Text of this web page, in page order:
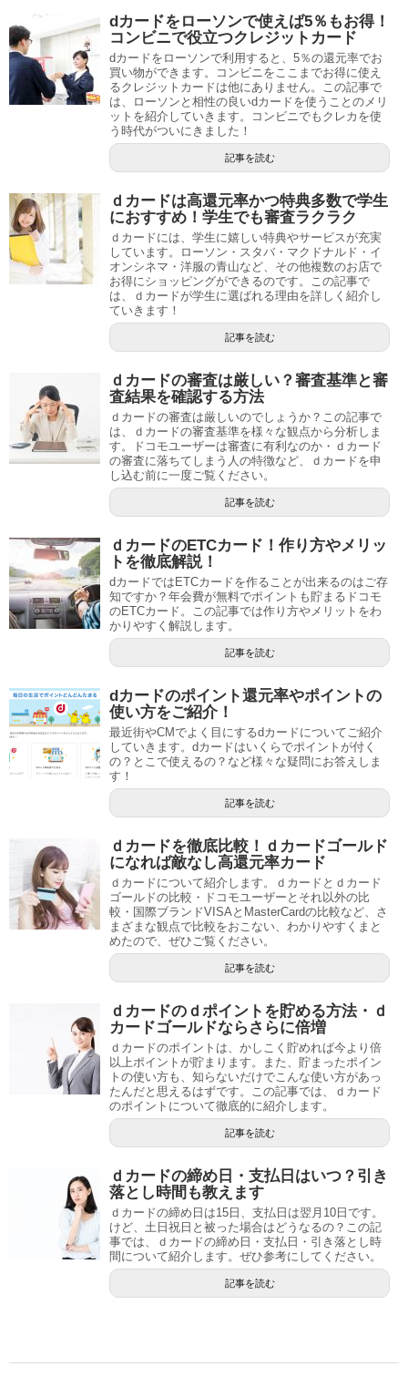
dカードをローソンで使えば5％もお得！
コンビニで役立つクレジットカード
dカードをローソンで利用すると、5％の還元率でお
買い物ができます。コンビニをここまでお得に使え
るクレジットカードは他にありません。この記事で
は、ローソンと相性の良いdカードを使うことのメリ
ットを紹介していきます。コンビニでもクレカを使
う時代がついにきました！
記事を読む
ｄカードは高還元率かつ特典多数で学生
におすすめ！学生でも審査ラクラク
ｄカードには、学生に嬉しい特典やサービスが充実
しています。ローソン・スタバ・マクドナルド・イ
オンシネマ・洋服の青山など、その他複数のお店で
お得にショッピングができるのです。この記事で
は、ｄカードが学生に選ばれる理由を詳しく紹介し
ていきます！
記事を読む
ｄカードの審査は厳しい？審査基準と審
査結果を確認する方法
ｄカードの審査は厳しいのでしょうか？この記事で
は、ｄカードの審査基準を様々な観点から分析しま
す。ドコモユーザーは審査に有利なのか・ｄカード
の審査に落ちてしまう人の特徴など、ｄカードを申
し込む前に一度ご覧ください。
記事を読む
ｄカードのETCカード！作り方やメリッ
トを徹底解説！
dカードではETCカードを作ることが出来るのはご存
知ですか？年会費が無料でポイントも貯まるドコモ
のETCカード。この記事では作り方やメリットをわ
かりやすく解説します。
記事を読む
dカードのポイント還元率やポイントの
使い方をご紹介！
最近街やCMでよく目にするdカードについてご紹介
していきます。dカードはいくらでポイントが付く
の？とこで使えるの？など様々な疑問にお答えしま
す！
記事を読む
ｄカードを徹底比較！ｄカードゴールド
になれば敵なし高還元率カード
ｄカードについて紹介します。ｄカードとｄカード
ゴールドの比較・ドコモユーザーとそれ以外の比
較・国際ブランドVISAとMasterCardの比較など、さ
まざまな観点で比較をおこない、わかりやすくまと
めたので、ぜひご覧ください。
記事を読む
ｄカードのｄポイントを貯める方法・ｄ
カードゴールドならさらに倍増
ｄカードのポイントは、かしこく貯めれば今より倍
以上ポイントが貯まります。また、貯まったポイン
トの使い方も、知らないだけでこんな使い方があっ
たんだと思えるはずです。この記事では、ｄカード
のポイントについて徹底的に紹介します。
記事を読む
ｄカードの締め日・支払日はいつ？引き
落とし時間も教えます
ｄカードの締め日は15日、支払日は翌月10日です。
けど、土日祝日と被った場合はどうなるの？この記
事では、ｄカードの締め日・支払日・引き落とし時
間について紹介します。ぜひ参考にしてください。
記事を読む